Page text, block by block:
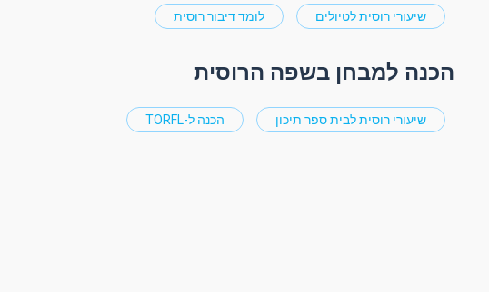
שיעורי רוסית לטיולים לומד דיבור רוסית
הכנה למבחן בשפה הרוסית
שיעורי רוסית לבית ספר תיכון הכנה ל-TORFL